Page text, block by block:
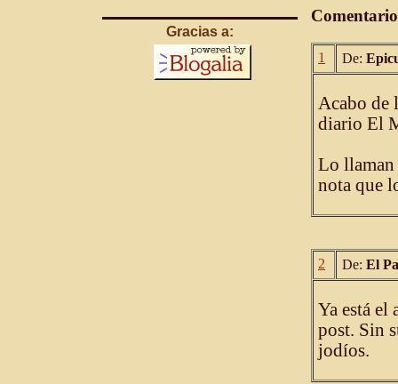
Gracias a:
1 De:
Acabo de
diario El
Lo llaman
nota que
2 De: El
Ya está
post. Sin
jodíos.